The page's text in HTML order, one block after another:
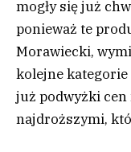
mogły się już
ponieważ te
Morawiecki,
kolejne
już podwyżki cen
najdroższymi,